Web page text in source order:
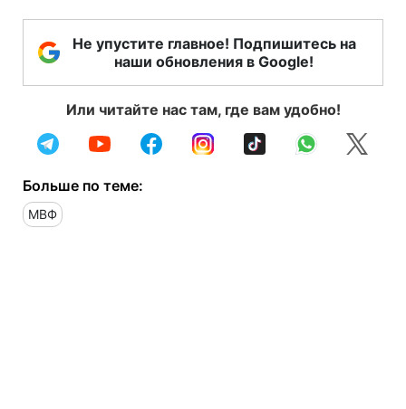
Не упустите главное! Подпишитесь на
наши обновления в Google!
Или читайте нас там, где вам удобно!
Больше по теме:
МВФ